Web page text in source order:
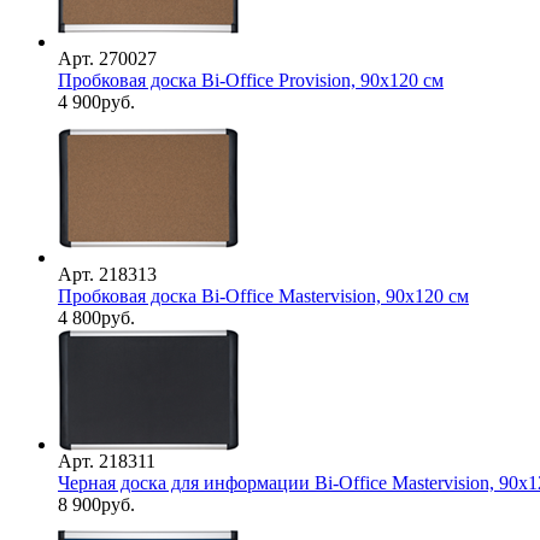
Арт. 270027
Пробковая доска Bi-Office Provision, 90х120 см
4 900руб.
Арт. 218313
Пробковая доска Bi-Office Mastervision, 90х120 см
4 800руб.
Арт. 218311
Черная доска для информации Bi-Office Mastervision,
8 900руб.